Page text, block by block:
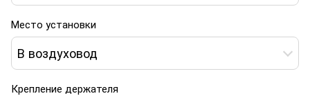
Место установки
В воздуховод
Крепление держателя